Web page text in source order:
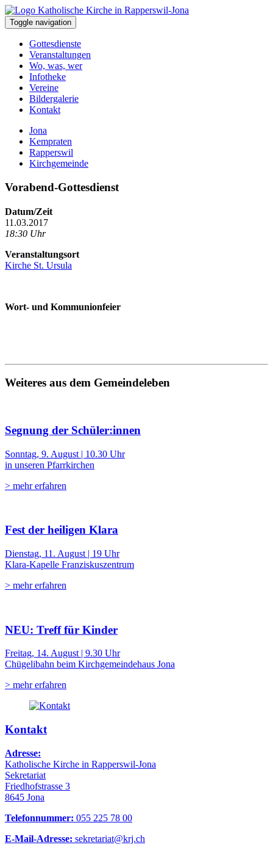
Toggle navigation
Gottesdienste
Veranstaltungen
Wo, was, wer
Infotheke
Vereine
Bildergalerie
Kontakt
Jona
Kempraten
Rapperswil
Kirchgemeinde
Vorabend-Gottesdienst
Datum/Zeit
11.03.2017
18:30 Uhr
Veranstaltungsort
Kirche St. Ursula
Wort- und Kommunionfeier
Weiteres aus dem Gemeindeleben
Segnung der Schüler:innen
Sonntag, 9. August | 10.30 Uhr
in unseren Pfarrkirchen
> mehr erfahren
Fest der heiligen Klara
Dienstag, 11. August | 19 Uhr
Klara-Kapelle Franziskuszentrum
> mehr erfahren
NEU: Treff für Kinder
Freitag, 14. August | 9.30 Uhr
Chügelibahn beim Kirchgemeindehaus Jona
> mehr erfahren
Kontakt
Adresse:
Katholische Kirche in Rapperswil-Jona
Sekretariat
Friedhofstrasse 3
8645 Jona
Telefonnummer: 055 225 78 00
E-Mail-Adresse: sekretariat@krj.ch